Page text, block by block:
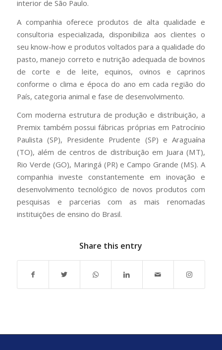
interior de São Paulo.
A companhia oferece produtos de alta qualidade e
consultoria especializada, disponibiliza aos clientes o
seu know-how e produtos voltados para a qualidade do
pasto, manejo correto e nutrição adequada de bovinos
de corte e de leite, equinos, ovinos e caprinos
conforme o clima e época do ano em cada região do
País, categoria animal e fase de desenvolvimento.
Com moderna estrutura de produção e distribuição, a
Premix também possui fábricas próprias em Patrocínio
Paulista (SP), Presidente Prudente (SP) e Araguaína
(TO), além de centros de distribuição em Juara (MT),
Rio Verde (GO), Maringá (PR) e Campo Grande (MS). A
companhia investe constantemente em inovação e
desenvolvimento tecnológico de novos produtos com
pesquisas e parcerias com as mais renomadas
instituições de ensino do Brasil.
Share this entry